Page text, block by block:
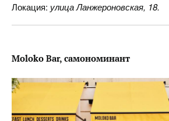
Локация: улица Ланжероновская, 18.
Moloko Bar, самономинант